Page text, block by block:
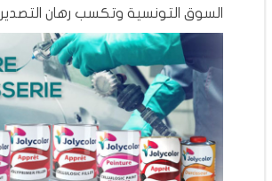
السوق التونسية وتكسب رهان التصدير